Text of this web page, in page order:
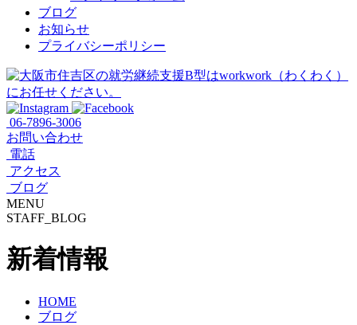
ブログ
お知らせ
プライバシーポリシー
06-7896-3006
お問い合わせ
電話
アクセス
ブログ
MENU
STAFF_BLOG
新着情報
HOME
ブログ